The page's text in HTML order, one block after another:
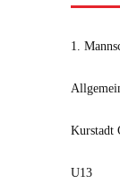
1.
Kurstadt
U13